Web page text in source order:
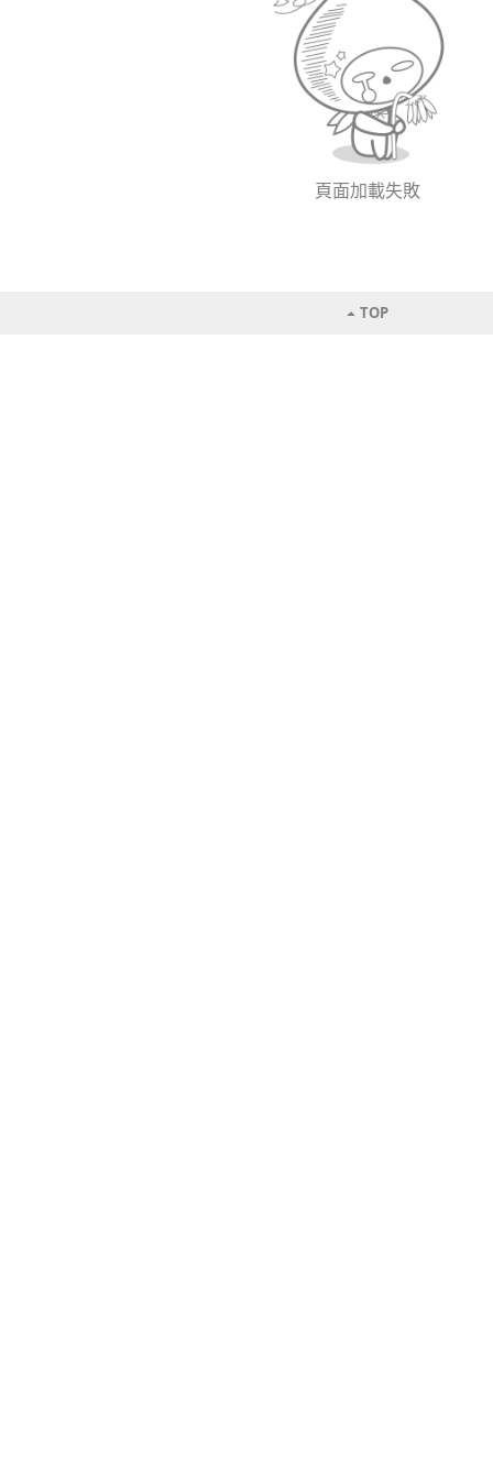
頁面加載失敗
TOP